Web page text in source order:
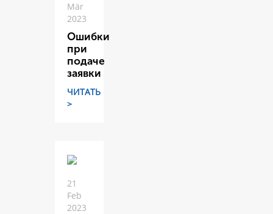
Mär
2023
Ошибки
при
подаче
заявки
ЧИТАТЬ
>
21
Feb
2023